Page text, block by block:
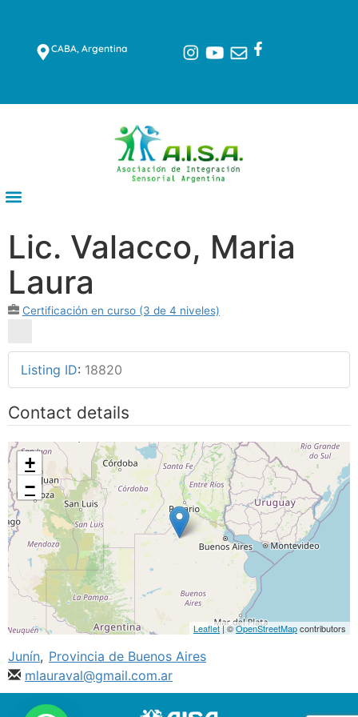
CABA, Argentina
Lic. Valacco, Maria
Laura
Certificación en curso (3 de 4 niveles)
Listing ID: 18820
Contact details
+
−
Leaflet| ©OpenStreetMapcontributors
Junín, Provincia de Buenos Aires
mlauraval@gmail.com.ar